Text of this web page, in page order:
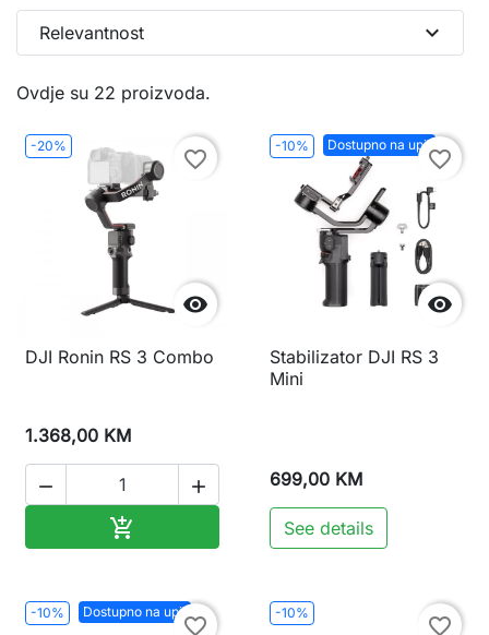
Ovdje su 22 proizvoda.
Relevantnost expand_more
-20%

favorite_border
DJI Ronin RS 3 Combo
1.368,00 KM
 

-10% Dostupno na upit

favorite_border
Stabilizator DJI RS 3
Mini
699,00 KM
See details
-10% Dostupno na upit
favorite_border
-10%
favorite_border